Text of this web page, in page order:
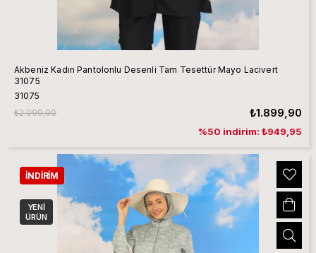
Akbeniz Kadın Pantolonlu Desenli Tam Tesettür Mayo Lacivert
31075
31075
₺1.899,90
₺2.099,90
%50 indirim: ₺949,95
İNDIRIM
YENI
ÜRÜN